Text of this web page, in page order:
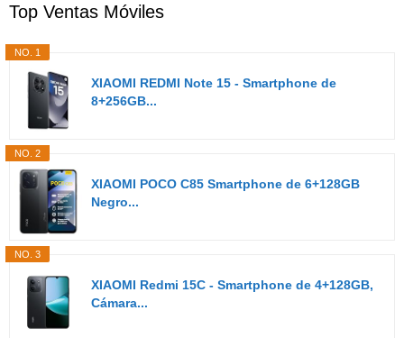
Top Ventas Móviles
NO. 1
XIAOMI REDMI Note 15 - Smartphone de
8+256GB...
NO. 2
XIAOMI POCO C85 Smartphone de 6+128GB
Negro...
NO. 3
XIAOMI Redmi 15C - Smartphone de 4+128GB,
Cámara...